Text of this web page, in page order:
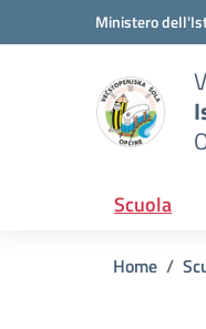
Vai ai contenuti
Vai al menu di navigazione
Ministero
Scuola
Home